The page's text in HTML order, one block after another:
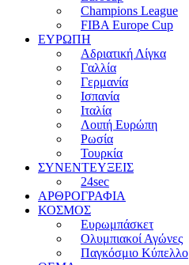
Champions League
FIBA Europe Cup
ΕΥΡΩΠΗ
Αδριατική Λίγκα
Γαλλία
Γερμανία
Ισπανία
Ιταλία
Λοιπή Ευρώπη
Ρωσία
Τουρκία
ΣΥΝΕΝΤΕΥΞΕΙΣ
24sec
ΑΡΘΡΟΓΡΑΦΙΑ
ΚΟΣΜΟΣ
Ευρωμπάσκετ
Ολυμπιακοί Αγώνες
Παγκόσμιο Κύπελλο